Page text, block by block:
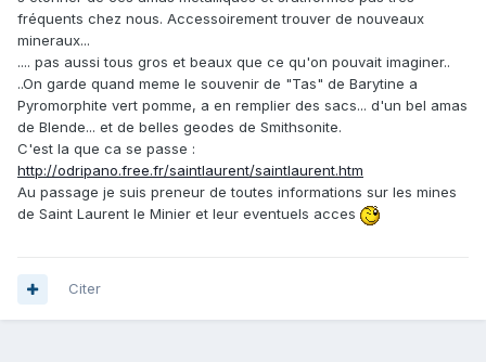
fréquents chez nous. Accessoirement trouver de nouveaux
mineraux...
.... pas aussi tous gros et beaux que ce qu'on pouvait imaginer..
..On garde quand meme le souvenir de "Tas" de Barytine a
Pyromorphite vert pomme, a en remplier des sacs... d'un bel amas
de Blende... et de belles geodes de Smithsonite.
C'est la que ca se passe :
http://odripano.free.fr/saintlaurent/saintlaurent.htm
Au passage je suis preneur de toutes informations sur les mines
de Saint Laurent le Minier et leur eventuels acces
Citer